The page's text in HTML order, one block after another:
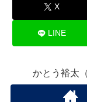
X
LINE
かとう裕太